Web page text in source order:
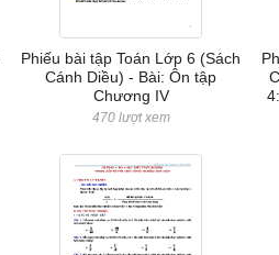
Phiếu bài tập Toán Lớp 6 (Sách
Cánh Diều) - Bài: Ôn tập
Chương IV
470 lượt xem